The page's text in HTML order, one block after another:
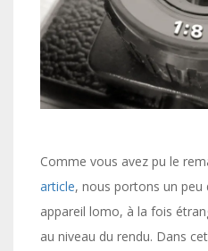
Comme vous avez pu le
article, nous portons un peu
appareil lomo, à la fois
au niveau du rendu. Dans